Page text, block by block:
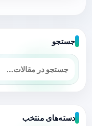
جستجو
دسته‌های منتخب